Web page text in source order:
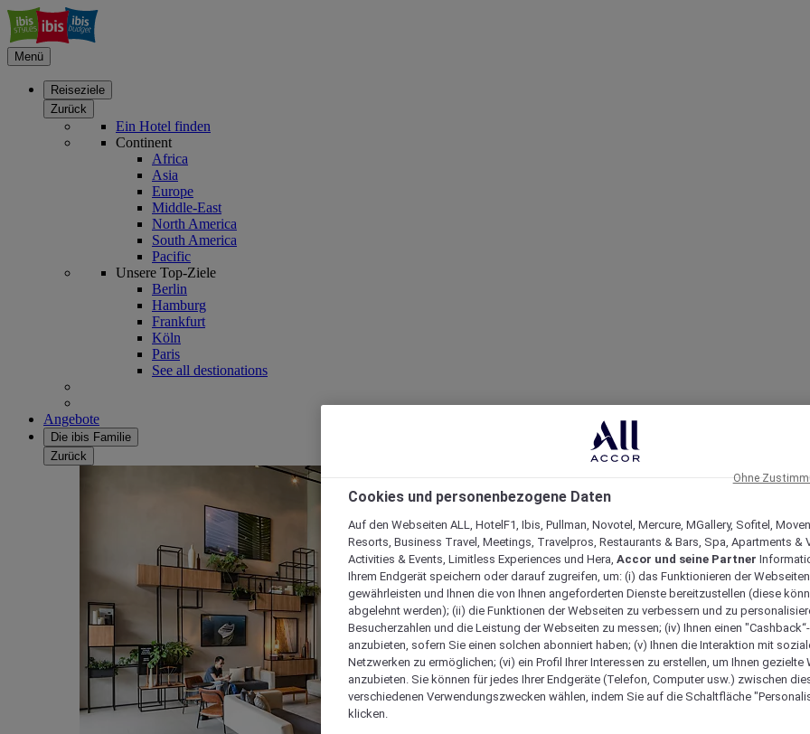
Menü
Reiseziele
Zurück
Ein Hotel finden
Continent
Africa
Asia
Europe
Middle-East
North America
South America
Pacific
Unsere Top-Ziele
Berlin
Hamburg
Frankfurt
Köln
Paris
See all destionations
Angebote
Die ibis Familie
Zurück
Cookies und personenbezogene Daten
Auf den Webseiten ALL, HotelF1, Ibis, Pullman, Novotel, Mercure, MGallery, Sofitel,
Resorts, Business Travel, Meetings, Travelpros, Restaurants & Bars, Spa, Apartments &
Activities & Events, Limitless Experiences und Hera, Accor und seine Partner
Ihrem Endgerät speichern oder darauf zugreifen, um: (i) das Funktionieren der
gewährleisten und Ihnen die von Ihnen angeforderten Dienste bereitzustellen (diese
abgelehnt werden); (ii) die Funktionen der Webseiten zu verbessern und zu
Besucherzahlen und die Leistung der Webseiten zu messen; (iv) Ihnen einen
anzubieten, sofern Sie einen solchen abonniert haben; (v) Ihnen die Interaktion mit
Netzwerken zu ermöglichen; (vi) ein Profil Ihrer Interessen zu erstellen, um Ihnen gezielte
anzubieten. Sie können für jedes Ihrer Endgeräte (Telefon, Computer usw.) zwischen
verschiedenen Verwendungszwecken wählen, indem Sie auf die Schaltfläche
klicken.
Ohne